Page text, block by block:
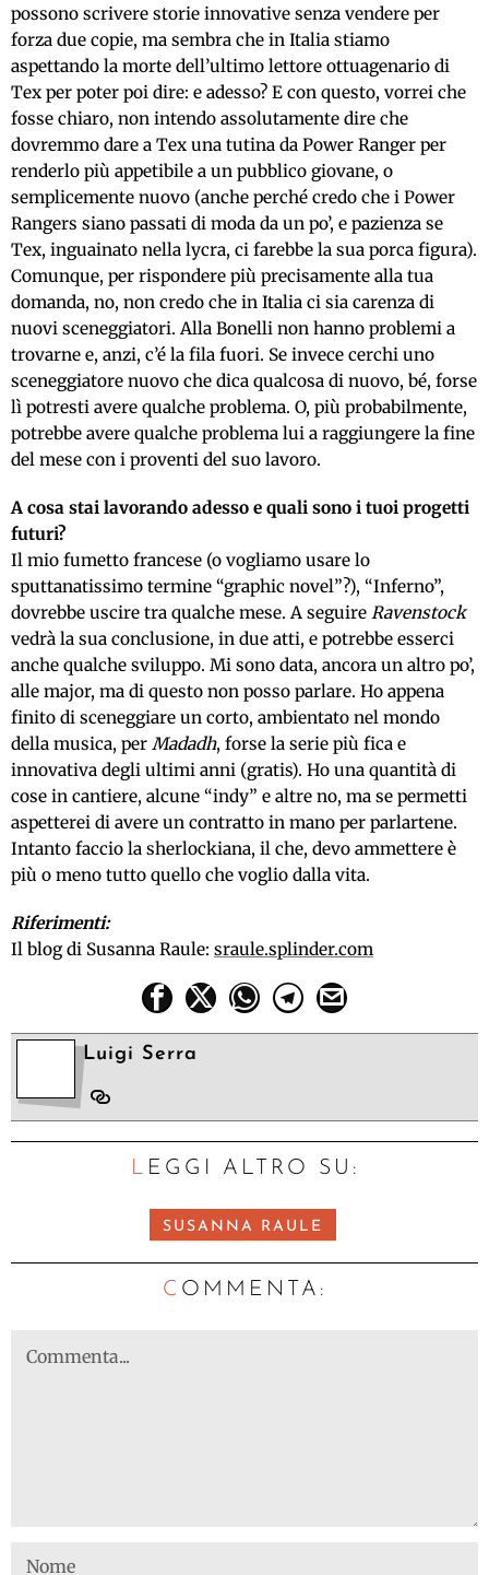
possono scrivere storie innovative senza vendere per
forza due copie, ma sembra che in Italia stiamo
aspettando la morte dell’ultimo lettore ottuagenario di
Tex per poter poi dire: e adesso? E con questo, vorrei che
fosse chiaro, non intendo assolutamente dire che
dovremmo dare a Tex una tutina da Power Ranger per
renderlo più appetibile a un pubblico giovane, o
semplicemente nuovo (anche perché credo che i Power
Rangers siano passati di moda da un po’, e pazienza se
Tex, inguainato nella lycra, ci farebbe la sua porca figura).
Comunque, per rispondere più precisamente alla tua
domanda, no, non credo che in Italia ci sia carenza di
nuovi sceneggiatori. Alla Bonelli non hanno problemi a
trovarne e, anzi, c’é la fila fuori. Se invece cerchi uno
sceneggiatore nuovo che dica qualcosa di nuovo, bé, forse
lì potresti avere qualche problema. O, più probabilmente,
potrebbe avere qualche problema lui a raggiungere la fine
del mese con i proventi del suo lavoro.
A cosa stai lavorando adesso e quali sono i tuoi progetti
futuri?
Il mio fumetto francese (o vogliamo usare lo
sputtanatissimo termine “graphic novel”?), “Inferno”,
dovrebbe uscire tra qualche mese. A seguire Ravenstock
vedrà la sua conclusione, in due atti, e potrebbe esserci
anche qualche sviluppo. Mi sono data, ancora un altro po’,
alle major, ma di questo non posso parlare. Ho appena
finito di sceneggiare un corto, ambientato nel mondo
della musica, per Madadh, forse la serie più fica e
innovativa degli ultimi anni (gratis). Ho una quantità di
cose in cantiere, alcune “indy” e altre no, ma se permetti
aspetterei di avere un contratto in mano per parlartene.
Intanto faccio la sherlockiana, il che, devo ammettere è
più o meno tutto quello che voglio dalla vita.
Riferimenti:
Il blog di Susanna Raule: sraule.splinder.com
Luigi Serra
LEGGI ALTRO SU:
SUSANNA RAULE
C OMMENTA: